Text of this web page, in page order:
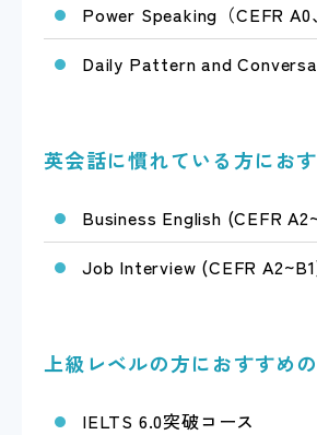
Power Speaking（CEFR A0
Daily Pattern and
英会話に慣れている方にお
Business English (CEFR
Job Interview (CEFR
上級レベルの方におすすめ
IELTS 6.0突破コース